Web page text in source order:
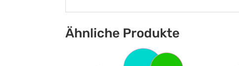
Ähnliche Produkte